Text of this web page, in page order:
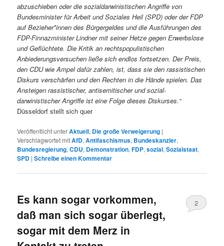
abzuschieben oder die sozialdarwinistischen Angriffe von
Bundesminister für Arbeit und Soziales Heil (SPD) oder der FDP
auf Bezieher*innen des Bürgergeldes und die Ausführungen des
FDP-Finnazminister Lindner mit seiner Hetze gegen Erwerbslose
und Geflüchtete. Die Kritik an rechtspopulistischen
Anbiederungsversuchen ließe sich endlos fortsetzen. Der Preis,
den CDU wie Ampel dafür zahlen, ist, dass sie den rassistischen
Diskurs verschärfen und den Rechten in die Hände spielen. Das
Ansteigen rassistischer, antisemitischer und sozial-
darwinistischer Angriffe ist eine Folge dieses Diskurses.“
Düsseldorf stellt sich quer
Veröffentlicht unterAktuell, Die große Verweigerung |
Verschlagwortet mitAfD,Antifaschismus, Bundeskanzler,
Bundesregierung,CDU, Demonstration,FDP,sozial,Sozialstaat,
SPD |Schreibe einen Kommentar
Es kann sogar vorkommen,
daß man sich sogar überlegt,
sogar mit dem Merz in
2